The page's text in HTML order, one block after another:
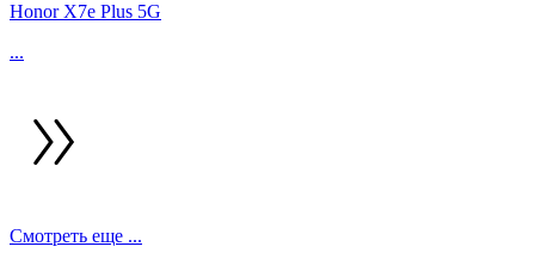
Honor X7e Plus 5G
...
Смотреть еще ...